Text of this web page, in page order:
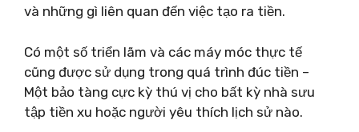
và những gì liên quan đến việc tạo ra tiền.
Có một số triển lãm và các máy móc thực tế
cũng được sử dụng trong quá trình đúc tiền –
Một bảo tàng cực kỳ thú vị cho bất kỳ nhà sưu
tập tiền xu hoặc người yêu thích lịch sử nào.